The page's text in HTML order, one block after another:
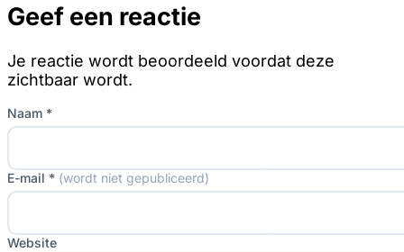
Geef een reactie
Je reactie wordt beoordeeld voordat deze
zichtbaar wordt.
Naam *
E-mail * (wordt niet gepubliceerd)
Website